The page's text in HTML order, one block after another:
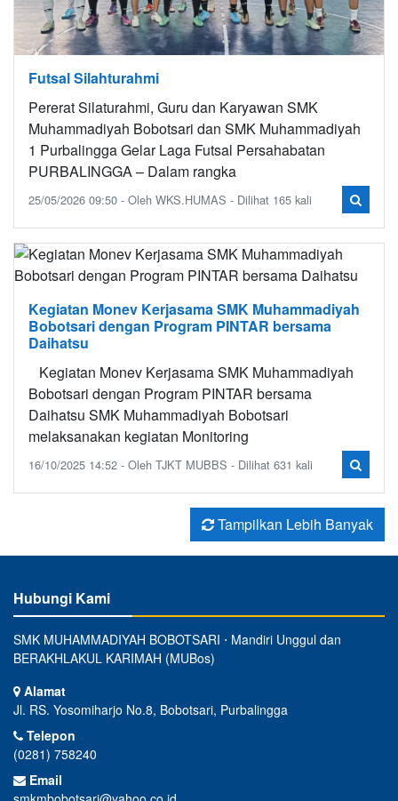
Futsal Silahturahmi
Pererat Silaturahmi, Guru dan Karyawan SMK
Muhammadiyah Bobotsari dan SMK Muhammadiyah
1 Purbalingga Gelar Laga Futsal Persahabatan
PURBALINGGA – Dalam rangka
25/05/2026 09:50 - Oleh WKS.HUMAS - Dilihat 165 kali
Kegiatan Monev Kerjasama SMK Muhammadiyah
Bobotsari dengan Program PINTAR bersama
Daihatsu
Kegiatan Monev Kerjasama SMK Muhammadiyah
Bobotsari dengan Program PINTAR bersama
Daihatsu SMK Muhammadiyah Bobotsari
melaksanakan kegiatan Monitoring
16/10/2025 14:52 - Oleh TJKT MUBBS - Dilihat 631 kali
Tampilkan Lebih Banyak
Hubungi Kami
SMK MUHAMMADIYAH BOBOTSARI ⋅ Mandiri Unggul dan
BERAKHLAKUL KARIMAH (MUBos)
Alamat
Jl. RS. Yosomiharjo No.8, Bobotsari, Purbalingga
Telepon
(0281) 758240
Email